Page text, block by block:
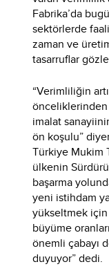
Fabrika’da
sektörlerde
zaman ve
tasarruflar
“Verimliliğin
imalat
ön koşulu”
Türkiye Mukim
ülkenin
başarma
yeni istihdam
yükseltmek
büyüme
önemli çabayı
duyuyor” dedi.